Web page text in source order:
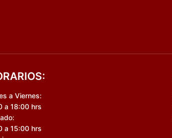
a Viernes:
a 18:00 hrs
a 15:00 hrs